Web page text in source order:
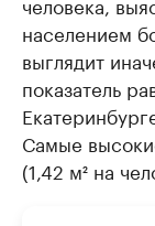
населением
выглядит
показатель
Самые
(1,42 м² на